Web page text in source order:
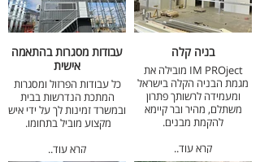
בניה קלה
IM PROject מובילה את
מגמת הבניה הקלה בישראל
ומעמידה לרשותך פתרון
משתלם, מהיר ובר קיימא
להקמת מבנים.
קרא עוד..
עבודות מסגרות בהתאמה
אישית
כל עבודות הפרזול ומסגרות
המתכת הנדרשות בבית
ובמשרד זמינות לך על ידי איש
מקצוע מוביל בתחומו.
קרא עוד..